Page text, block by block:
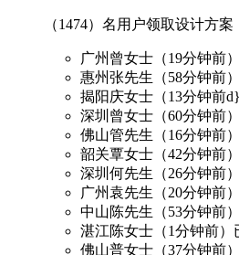
（1474） 名用户领取设计方案
广州曾女士（19分钟前
惠州张先生（58分钟前
揭阳庆女士（13分钟前
深圳曾女士（60分钟前
佛山管先生（16分钟前
韶关覃女士（42分钟前
深圳何先生（26分钟前
广州袁先生（20分钟前
中山陈先生（53分钟前
湛江陈女士（1分钟前）
佛山普女士（37分钟前